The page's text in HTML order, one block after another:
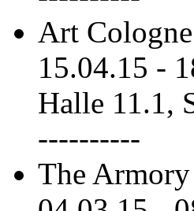
Art
15.04.15 -
Halle 11.1,
----------
The